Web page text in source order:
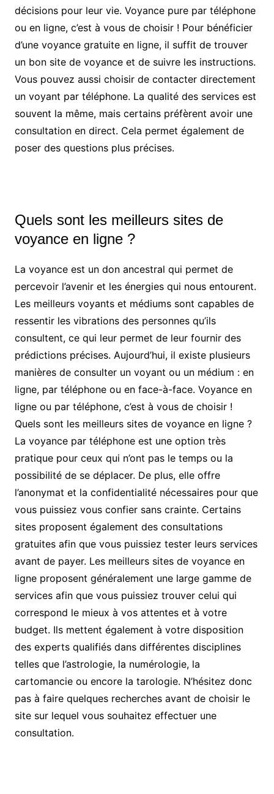
décisions pour leur vie. Voyance pure par téléphone
ou en ligne, c’est à vous de choisir ! Pour bénéficier
d’une voyance gratuite en ligne, il suffit de trouver
un bon site de voyance et de suivre les instructions.
Vous pouvez aussi choisir de contacter directement
un voyant par téléphone. La qualité des services est
souvent la même, mais certains préfèrent avoir une
consultation en direct. Cela permet également de
poser des questions plus précises.
Quels sont les meilleurs sites de
voyance en ligne ?
La voyance est un don ancestral qui permet de
percevoir l’avenir et les énergies qui nous entourent.
Les meilleurs voyants et médiums sont capables de
ressentir les vibrations des personnes qu’ils
consultent, ce qui leur permet de leur fournir des
prédictions précises. Aujourd’hui, il existe plusieurs
manières de consulter un voyant ou un médium : en
ligne, par téléphone ou en face-à-face. Voyance en
ligne ou par téléphone, c’est à vous de choisir !
Quels sont les meilleurs sites de voyance en ligne ?
La voyance par téléphone est une option très
pratique pour ceux qui n’ont pas le temps ou la
possibilité de se déplacer. De plus, elle offre
l’anonymat et la confidentialité nécessaires pour que
vous puissiez vous confier sans crainte. Certains
sites proposent également des consultations
gratuites afin que vous puissiez tester leurs services
avant de payer. Les meilleurs sites de voyance en
ligne proposent généralement une large gamme de
services afin que vous puissiez trouver celui qui
correspond le mieux à vos attentes et à votre
budget. Ils mettent également à votre disposition
des experts qualifiés dans différentes disciplines
telles que l’astrologie, la numérologie, la
cartomancie ou encore la tarologie. N’hésitez donc
pas à faire quelques recherches avant de choisir le
site sur lequel vous souhaitez effectuer une
consultation.